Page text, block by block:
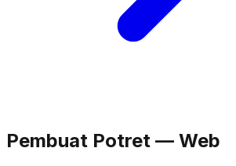
Pembuat Potret — Web